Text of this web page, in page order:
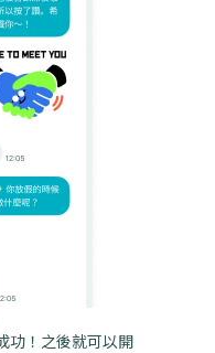
功！之後就可以開